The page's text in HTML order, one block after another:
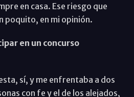
en casa. Ese riesgo que
poquito, en mi opinión.
en un concurso
sí, y me enfrentaba a dos
con fe y el de los alejados,